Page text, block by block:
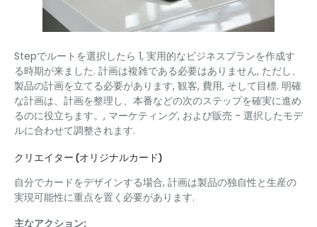
Stepでルートを選択したら 1, 実用的なビジネスプランを作成す
る時期が来ました. 計画は複雑である必要はありません, ただし、
製品の計画を立てる必要があります, 観客, 費用, そして目標. 明確
な計画は、計画を整理し、本番などの次のステップを確実に進め
るのに役立ちます。, マーケティング, および販売 - 選択したモデ
ルに合わせて調整されます.
クリエイター (オリジナルカード)
自分でカードをデザインする場合, 計画は製品の独自性と生産の
実現可能性に重点を置く必要があります.
主なアクション: